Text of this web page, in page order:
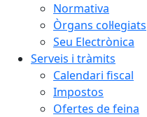
Normativa
Òrgans col·legiats
Seu Electrònica
Serveis i tràmits
Calendari fiscal
Impostos
Ofertes de feina